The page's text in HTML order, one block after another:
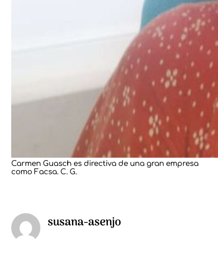
Carmen Guasch es directiva de una gran empresa
como Facsa. C. G.
susana-asenjo